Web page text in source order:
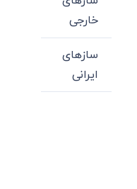
خارجی
سازهای
ایرانی